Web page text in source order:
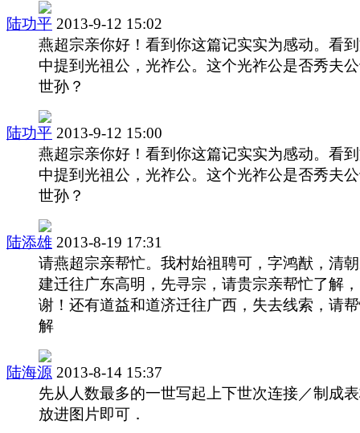
陆功平 2013-9-12 15:02
燕超宗亲你好！看到你这篇记实实为感动。看
中提到光祖公，光祚公。这个光祚公是否秀夫
世孙？
陆功平 2013-9-12 15:00
燕超宗亲你好！看到你这篇记实实为感动。看
中提到光祖公，光祚公。这个光祚公是否秀夫
世孙？
陆添雄 2013-8-19 17:31
请燕超宗亲帮忙。我村始祖聘可，字鸿猷，清
建迁往广东高明，先寻宗，请贵宗亲帮忙了解
谢！还有道益和道济迁往广西，失去线索，请
解
陆海源 2013-8-14 15:37
先从人数最多的一世写起上下世次连接／制成
放进图片即可．